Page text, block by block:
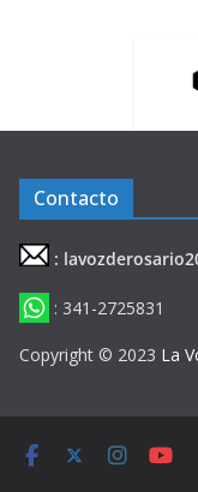
Contacto
:
: 341-2725831
Copyright © 2023 La